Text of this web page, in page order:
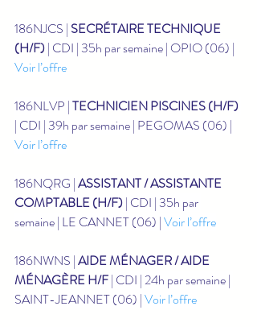
186NJCS | SECRÉTAIRE TECHNIQUE
(H/F) | CDI | 35h par semaine | OPIO (06) |
Voir l’offre
186NLVP | TECHNICIEN PISCINES (H/F)
| CDI | 39h par semaine | PEGOMAS (06) |
Voir l’offre
186NQRG | ASSISTANT / ASSISTANTE
COMPTABLE (H/F) | CDI | 35h par
semaine | LE CANNET (06) | Voir l’offre
186NWNS | AIDE MÉNAGER / AIDE
MÉNAGÈRE H/F | CDI | 24h par semaine |
SAINT-JEANNET (06) | Voir l’offre